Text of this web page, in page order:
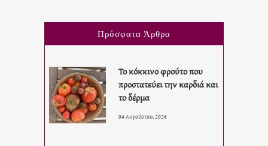
Πρόσφατα Άρθρα
Το κόκκινο φρούτο που
προστατεύει την καρδιά και
το δέρμα
04 Αυγούστου, 2026